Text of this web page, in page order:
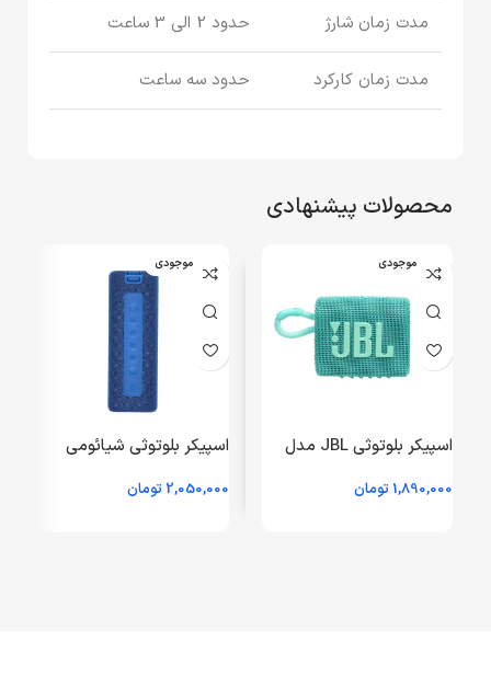
مدت زمان شارژ حدود 2 الی 3 ساعت
مدت زمان کارکرد حدود سه ساعت
محصولات پیشنهادی
اتمام موجودی
اسپیکر بلوتوثی JBL مدل
(گارانتی 6 ماهه مگابایت)
1,890,000 تومان
اتمام موجودی
اسپیکر بلوتوثی شیائومی
GRM – (گارانتی یکماهه2,050,000 تومان